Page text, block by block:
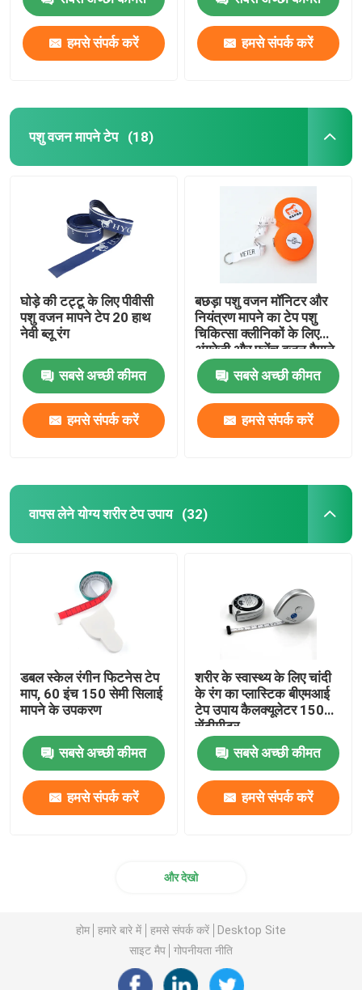
हमसे संपर्क करें हमसे संपर्क करें
पशु वजन मापने टेप (18)
घोड़े की टट्टू के लिए पीवीसी
पशु वजन मापने टेप 20 हाथ
नेवी ब्लू रंग
सबसे अच्छी कीमत
हमसे संपर्क करें
बछड़ा पशु वजन मॉनिटर और
नियंत्रण मापने का टेप पशु
चिकित्सा क्लीनिकों के लिए
अंग्रेजी और फ्रेंच वजन पैमाने
सबसे अच्छी कीमत
हमसे संपर्क करें
वापस लेने योग्य शरीर टेप उपाय (32)
डबल स्केल रंगीन फिटनेस टेप
माप, 60 इंच 150 सेमी सिलाई
मापने के उपकरण
सबसे अच्छी कीमत
हमसे संपर्क करें
शरीर के स्वास्थ्य के लिए चांदी
के रंग का प्लास्टिक बीएमआई
टेप उपाय कैलक्यूलेटर 150
सेंटीमीटर
सबसे अच्छी कीमत
हमसे संपर्क करें
और देखो
होम हमारे बारे में हमसे संपर्क करें
Desktop Site
साइट मैप
गोपनीयता नीति